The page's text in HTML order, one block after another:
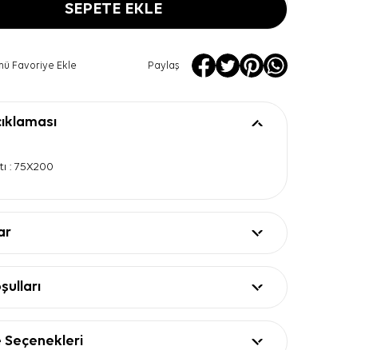
SEPETE EKLE
Favoriye Ekle Paylaş
: 75X200
Seçenekleri